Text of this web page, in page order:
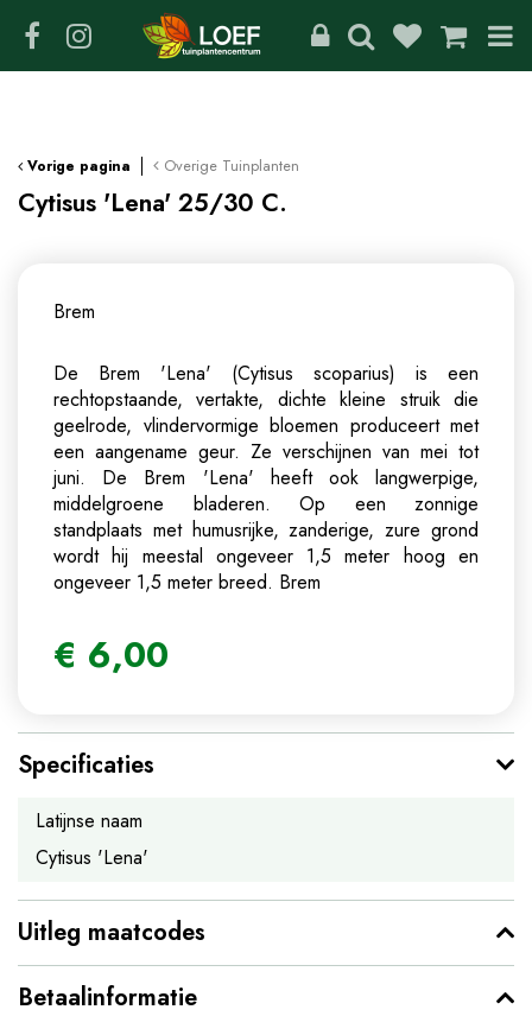
Vorige pagina Overige Tuinplanten
Cytisus 'Lena' 25/30 C.
Brem
De Brem 'Lena' (Cytisus scoparius) is een
rechtopstaande, vertakte, dichte kleine struik die
geelrode, vlindervormige bloemen produceert met
een aangename geur. Ze verschijnen van mei tot
juni. De Brem 'Lena' heeft ook langwerpige,
middelgroene bladeren. Op een zonnige
standplaats met humusrijke, zanderige, zure grond
wordt hij meestal ongeveer 1,5 meter hoog en
ongeveer 1,5 meter breed. Brem
€ 6,00
Specificaties
Latijnse naam
Cytisus 'Lena'
Uitleg maatcodes
Betaalinformatie